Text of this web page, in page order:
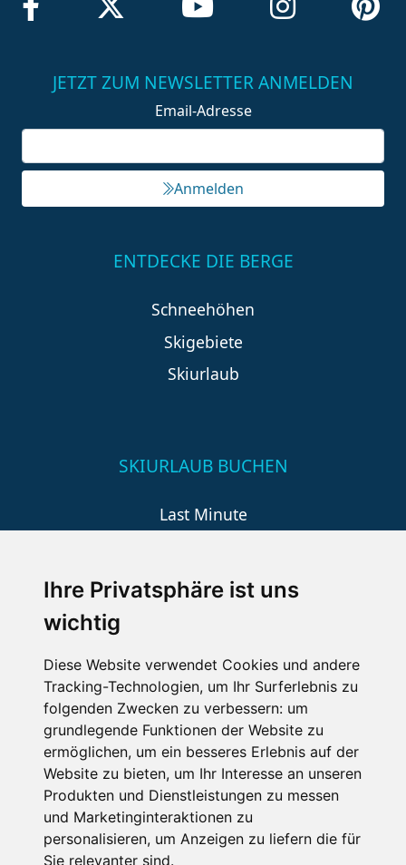
Ihre Privatsphäre ist uns
wichtig
Diese Website verwendet Cookies und andere
Tracking-Technologien, um Ihr Surferlebnis zu
folgenden Zwecken zu verbessern: um
grundlegende Funktionen der Website zu
ermöglichen, um ein besseres Erlebnis auf der
Website zu bieten, um Ihr Interesse an unseren
Produkten und Dienstleistungen zu messen
und Marketinginteraktionen zu
personalisieren, um Anzeigen zu liefern die für
Sie relevanter sind.
JETZT ZUM NEWSLETTER ANMELDEN
Email-Adresse
Anmelden
ENTDECKE DIE BERGE
Schneehöhen
Skigebiete
Skiurlaub
SKIURLAUB BUCHEN
Last Minute
Wellness
SCHNEEHÖHEN SKI APP
Die Schneehoehen Ski APP für iOS und Android - Ein
Muss für alle Wintersportler und Schneefreaks!